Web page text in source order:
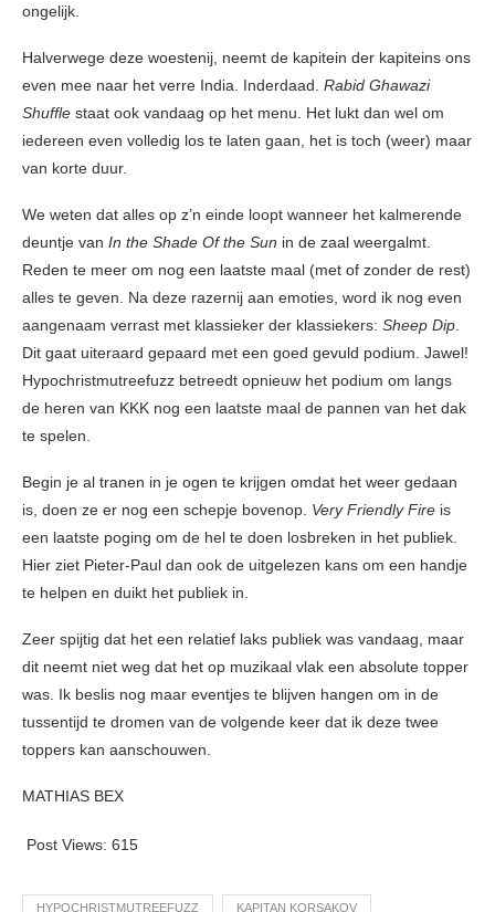
ongelijk.
Halverwege deze woestenij, neemt de kapitein der kapiteins ons
even mee naar het verre India. Inderdaad. Rabid Ghawazi
Shuffle staat ook vandaag op het menu. Het lukt dan wel om
iedereen even volledig los te laten gaan, het is toch (weer) maar
van korte duur.
We weten dat alles op z’n einde loopt wanneer het kalmerende
deuntje van In the Shade Of the Sun in de zaal weergalmt.
Reden te meer om nog een laatste maal (met of zonder de rest)
alles te geven. Na deze razernij aan emoties, word ik nog even
aangenaam verrast met klassieker der klassiekers: Sheep Dip.
Dit gaat uiteraard gepaard met een goed gevuld podium. Jawel!
Hypochristmutreefuzz betreedt opnieuw het podium om langs
de heren van KKK nog een laatste maal de pannen van het dak
te spelen.
Begin je al tranen in je ogen te krijgen omdat het weer gedaan
is, doen ze er nog een schepje bovenop. Very Friendly Fire is
een laatste poging om de hel te doen losbreken in het publiek.
Hier ziet Pieter-Paul dan ook de uitgelezen kans om een handje
te helpen en duikt het publiek in.
Zeer spijtig dat het een relatief laks publiek was vandaag, maar
dit neemt niet weg dat het op muzikaal vlak een absolute topper
was. Ik beslis nog maar eventjes te blijven hangen om in de
tussentijd te dromen van de volgende keer dat ik deze twee
toppers kan aanschouwen.
MATHIAS BEX
Post Views: 615
HYPOCHRISTMUTREEFUZZ KAPITAN KORSAKOV